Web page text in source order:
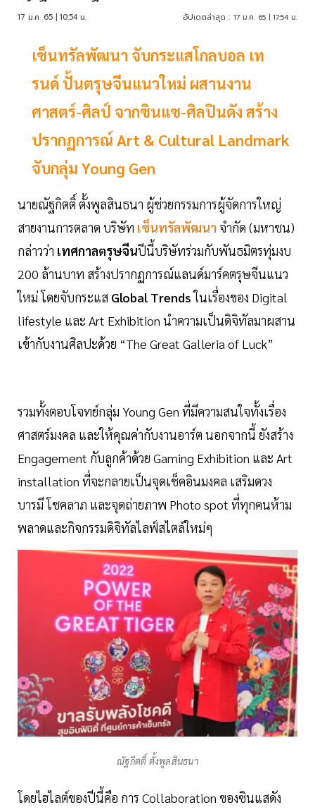
17 ม.ค. 65 | 10:54 น. อัปเดตล่าสุด : 17 ม.ค. 65 | 17:54 น.
เซ็นทรัลพัฒนา จับกระแสโกลบอล เท
รนด์ ปั้นตรุษจีนแนวใหม่ ผสานงาน
ศาสตร์-ศิลป์ จากซินแซ-ศิลปินดัง สร้าง
ปรากฏการณ์ Art & Cultural Landmark
จับกลุ่ม Young Gen
นายณัฐกิตติ์ ตั้งพูลสินธนา ผู้ช่วยกรรมการผู้จัดการใหญ่
สายงานการตลาด บริษัท เซ็นทรัลพัฒนา จำกัด (มหาชน)
กล่าวว่า เทศกาลตรุษจีนปีนี้บริษัทร่วมกับพันธมิตรทุ่มงบ
200 ล้านบาท สร้างปรากฏการณ์แลนด์มาร์คตรุษจีนแนว
ใหม่ โดยจับกระแส Global Trendsในเรื่องของ Digital
lifestyle และ Art Exhibition นำความเป็นดิจิทัลมาผสาน
เข้ากับงานศิลปะด้วย “The Great Galleria of Luck”
รวมทั้งตอบโจทย์กลุ่ม Young Gen ที่มีความสนใจทั้งเรื่อง
ศาสตร์มงคล และให้คุณค่ากับงานอาร์ต นอกจากนี้ ยังสร้าง
Engagement กับลูกค้าด้วย Gaming Exhibition และ Art
installation ที่จะกลายเป็นจุดเช็คอินมงคล เสริมดวง
บารมี โชคลาภ และจุดถ่ายภาพ Photo spot ที่ทุกคนห้าม
พลาดและกิจกรรมดิจิทัลไลฟ์สไตล์ใหม่ๆ
ณัฐกิตติ์ ตั้งพูลสินธนา
โดยไฮไลต์ของปีนี้คือ การ Collaboration ของซินแสดัง